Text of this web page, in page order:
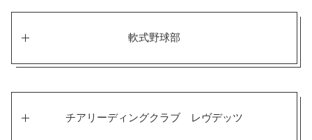
軟式野球部
チアリーディングクラブ レヴデッツ